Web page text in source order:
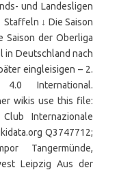
und Landesligen
↓ Die Saison
Saison der Oberliga
in Deutschland nach
eingleisigen – 2.
International.
wikis use this file:
Internazionale
Q3747712;
Tangermünde,
Leipzig Aus der